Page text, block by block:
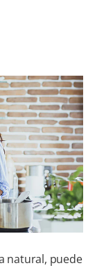
CUPONES
COMPRAR
BO (ES)
SUSCRÍBETE
natural, puede